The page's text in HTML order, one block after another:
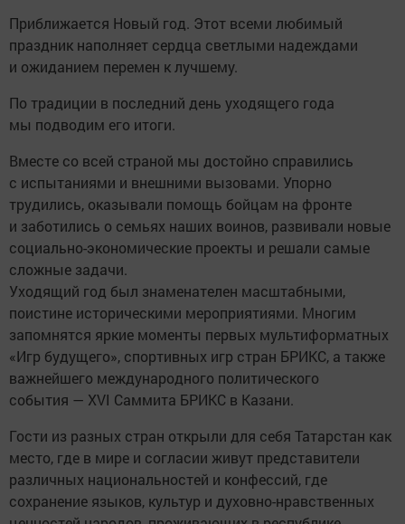
Приближается Новый год. Этот всеми любимый
праздник наполняет сердца светлыми надеждами
и ожиданием перемен к лучшему.
По традиции в последний день уходящего года
мы подводим его итоги.
Вместе со всей страной мы достойно справились
с испытаниями и внешними вызовами. Упорно
трудились, оказывали помощь бойцам на фронте
и заботились о семьях наших воинов, развивали новые
социально-экономические проекты и решали самые
сложные задачи.
Уходящий год был знаменателен масштабными,
поистине историческими мероприятиями. Многим
запомнятся яркие моменты первых мультиформатных
«Игр будущего», спортивных игр стран БРИКС, а также
важнейшего международного политического
события — XVI Саммита БРИКС в Казани.
Гости из разных стран открыли для себя Татарстан как
место, где в мире и согласии живут представители
различных национальностей и конфессий, где
сохранение языков, культур и духовно-нравственных